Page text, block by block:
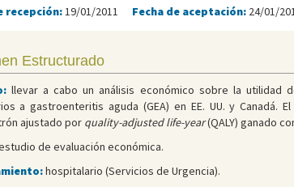
recepción:19/01/2011 Fecha de aceptación: 24/01/
Estructurado
llevar a cabo un análisis económico sobre la utilidad
a gastroenteritis aguda (GEA) en EE. UU. y
ajustado por quality-adjusted life-year(QALY) ganado
de evaluación económica.
hospitalario (Servicios de Urgencia).